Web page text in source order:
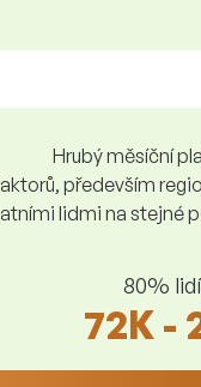
Hrubý měsíční
především
lidmi na stejné
80%
72K -